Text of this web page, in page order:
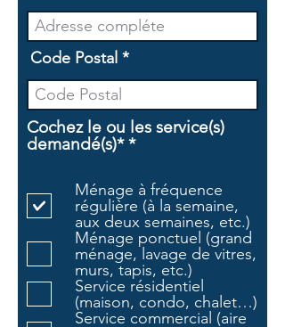
Code Postal
Cochez le ou les service(s)
demandé(s)* *O
g
a
t
o
i
r
e
Ménage à fréquence
régulière (à la semaine,
aux deux semaines, etc.)
Ménage ponctuel (grand
ménage, lavage de vitres,
murs, tapis, etc.)
Service résidentiel
(maison, condo, chalet…)
Service commercial (aire